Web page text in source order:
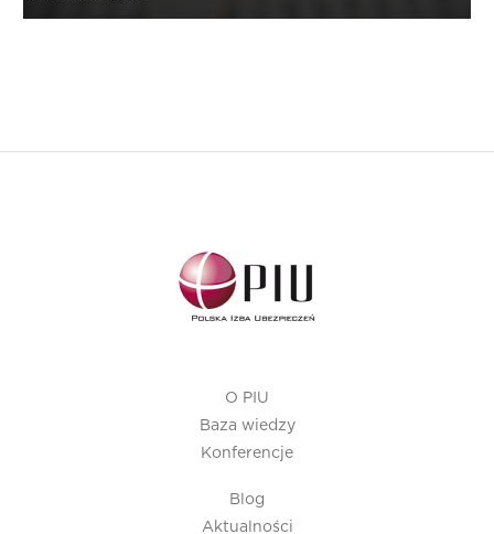
O PIU
Baza wiedzy
Konferencje
Blog
Aktualności